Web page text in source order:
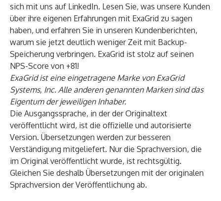
sich mit uns auf LinkedIn. Lesen Sie, was unsere Kunden
über ihre eigenen Erfahrungen mit ExaGrid zu sagen
haben, und erfahren Sie in unseren Kundenberichten,
warum sie jetzt deutlich weniger Zeit mit Backup-
Speicherung verbringen. ExaGrid ist stolz auf seinen
NPS-Score von +81!
ExaGrid ist eine eingetragene Marke von ExaGrid
Systems, Inc. Alle anderen genannten Marken sind das
Eigentum der jeweiligen Inhaber.
Die Ausgangssprache, in der der Originaltext
veröffentlicht wird, ist die offizielle und autorisierte
Version. Übersetzungen werden zur besseren
Verständigung mitgeliefert. Nur die Sprachversion, die
im Original veröffentlicht wurde, ist rechtsgültig.
Gleichen Sie deshalb Übersetzungen mit der originalen
Sprachversion der Veröffentlichung ab.